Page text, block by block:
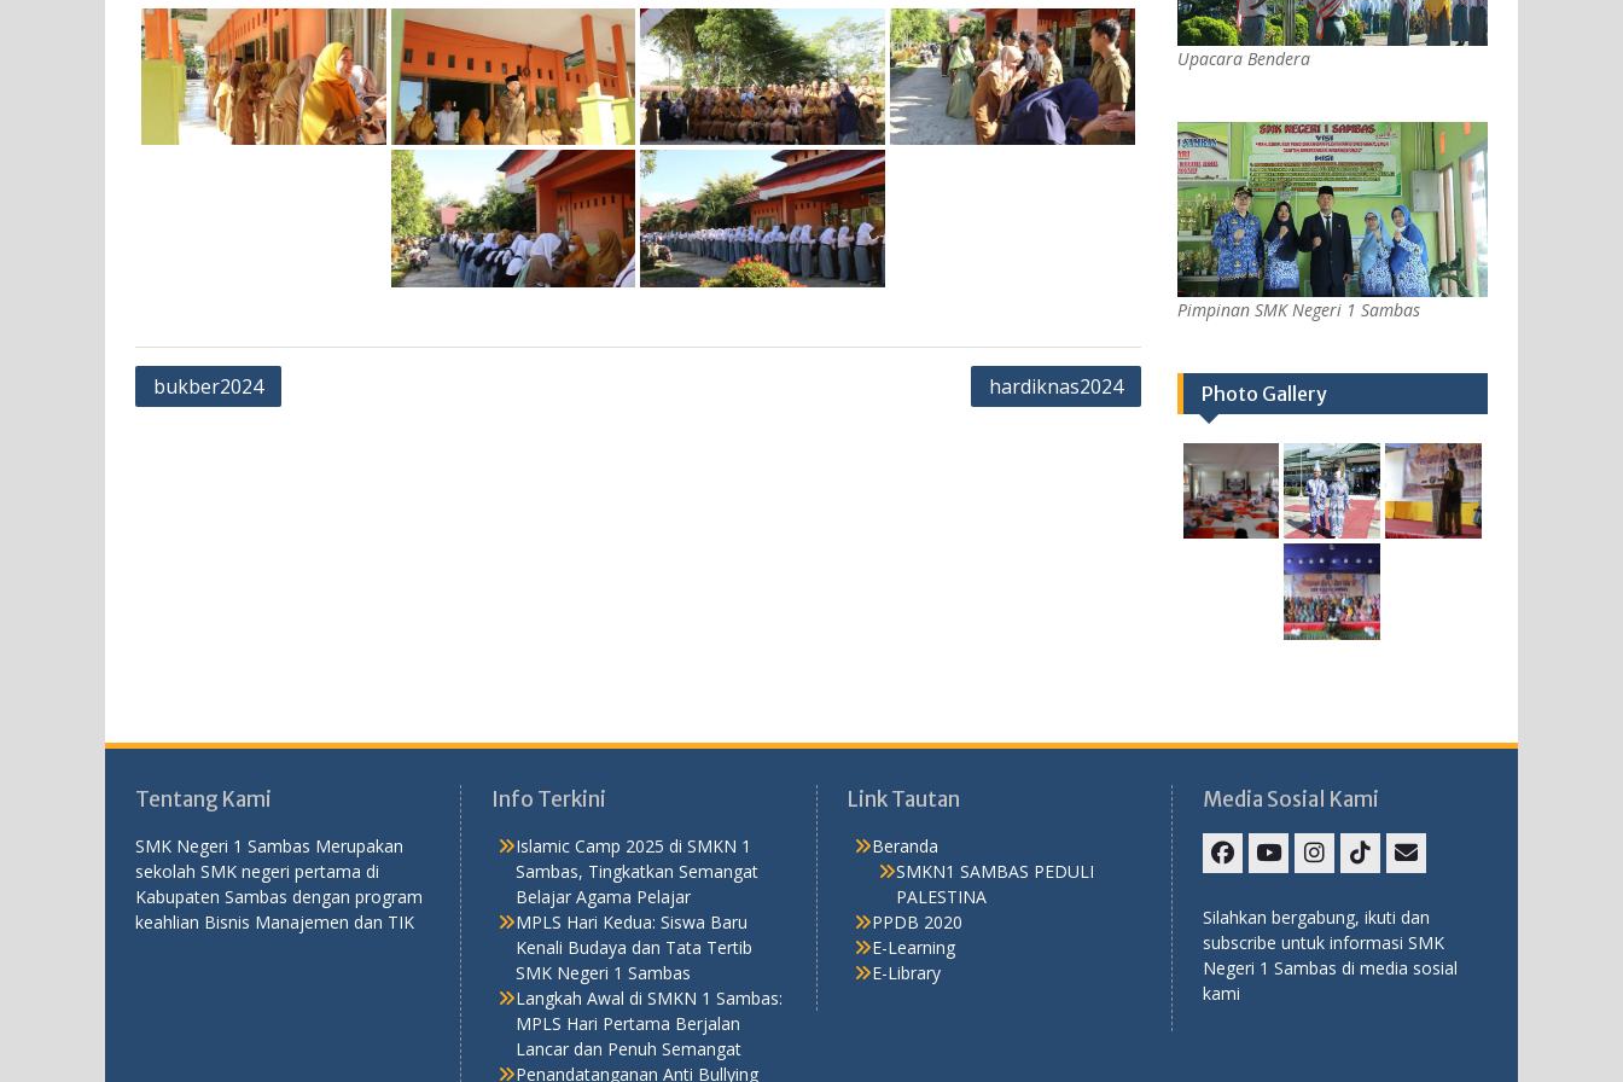
Navigasi
bukber2024 hardiknas2024
Upacara Bendera
Pimpinan SMK Negeri 1 Sambas
Photo Gallery
Tentang Kami
SMK Negeri 1 Sambas Merupakan
sekolah SMK negeri pertama di
Kabupaten Sambas dengan program
keahlian Bisnis Manajemen dan TIK
Info Terkini
Islamic Camp 2025 di SMKN 1
Sambas, Tingkatkan Semangat
Belajar Agama Pelajar
MPLS Hari Kedua: Siswa Baru
Kenali Budaya dan Tata Tertib
SMK Negeri 1 Sambas
Langkah Awal di SMKN 1 Sambas:
MPLS Hari Pertama Berjalan
Lancar dan Penuh Semangat
Penandatanganan Anti Bullying
Link Tautan
Beranda
SMKN1 SAMBAS PEDULI
PALESTINA
PPDB 2020
E-Learning
E-Library
Media Sosial Kami
Silahkan bergabung, ikuti dan
subscribe untuk informasi SMK
Negeri 1 Sambas di media sosial
kami